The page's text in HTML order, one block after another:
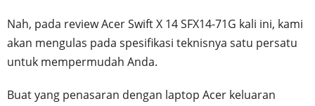
Nah, pada review Acer Swift X 14 SFX14-71G kali ini, kami
akan mengulas pada spesifikasi teknisnya satu persatu
untuk mempermudah Anda.
Buat yang penasaran dengan laptop Acer keluaran